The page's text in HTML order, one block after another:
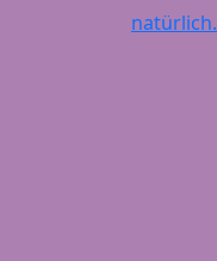
natürlich.